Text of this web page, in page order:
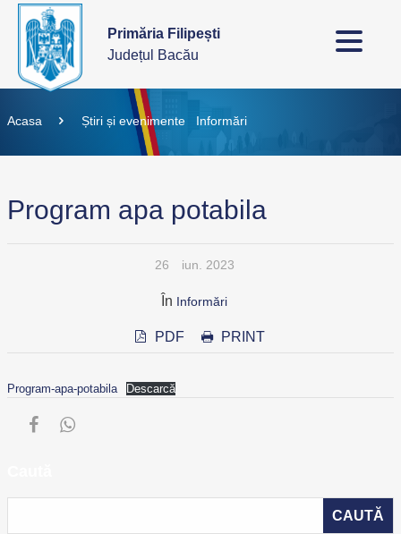
Primăria Filipești
Județul Bacău
Acasa Știri și evenimente Informări
Program apa potabila
26 iun. 2023
În Informări
PDF PRINT
Program-apa-potabila Descarcă